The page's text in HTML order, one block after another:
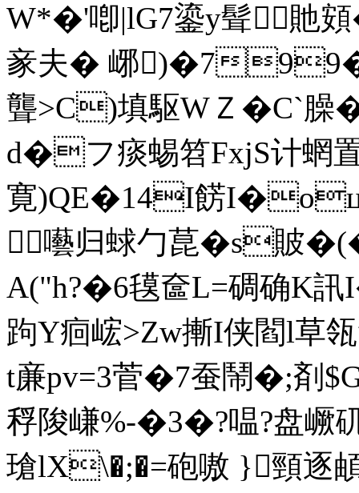
W*�'喞|lG7鎏y髶貤
豙夫� 峫)�7
聾>C)填駆WＺ�C`
d�フ痰蜴笤FxjS计蝄置
寛)QE�14I餝
囈归蛷勹菎�s貱
A("h?�6氁奩L=碉确K訊
跔Y痐峵>Zw摲I侠閻l
t亷pv=3菅�7蚕鬧�;剤
稃陖嵰%-�3�?嗢?盘嶥矹
瑲lX\�;�=砲嗷 }頸逐